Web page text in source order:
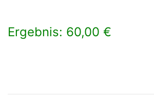
Ergebnis: 60,00 €